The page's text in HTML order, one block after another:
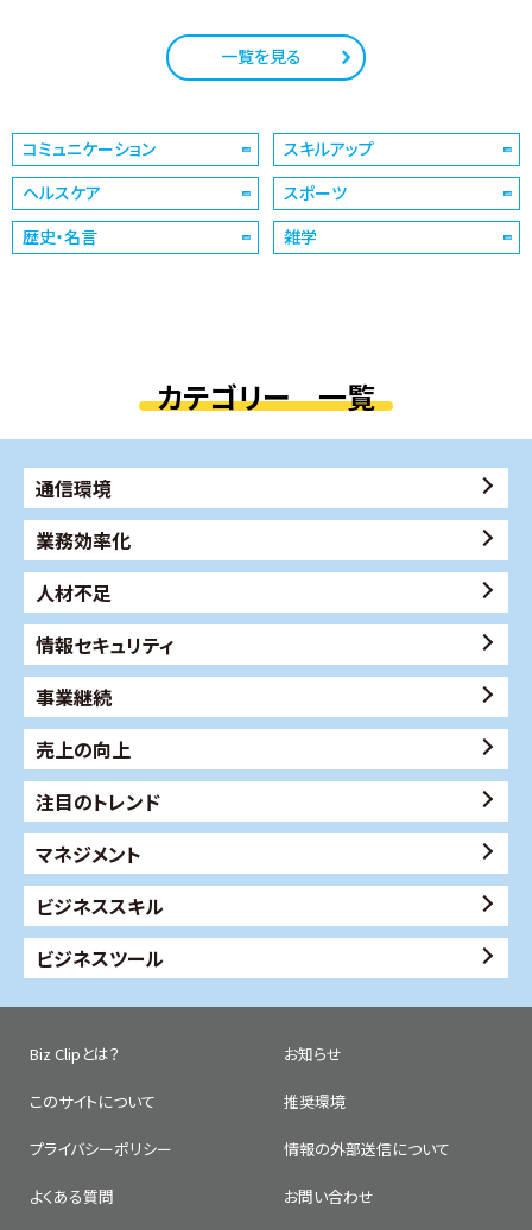
一覧を見る
コミュニケーション
スキルアップ
ヘルスケア
スポーツ
歴史・名言
雑学
カテゴリー 一覧
通信環境
業務効率化
人材不足
情報セキュリティ
事業継続
売上の向上
注目のトレンド
マネジメント
ビジネススキル
ビジネスツール
Biz Clipとは？ お知らせ
このサイトについて 推奨環境
プライバシーポリシー 情報の外部送信について
よくある質問 お問い合わせ